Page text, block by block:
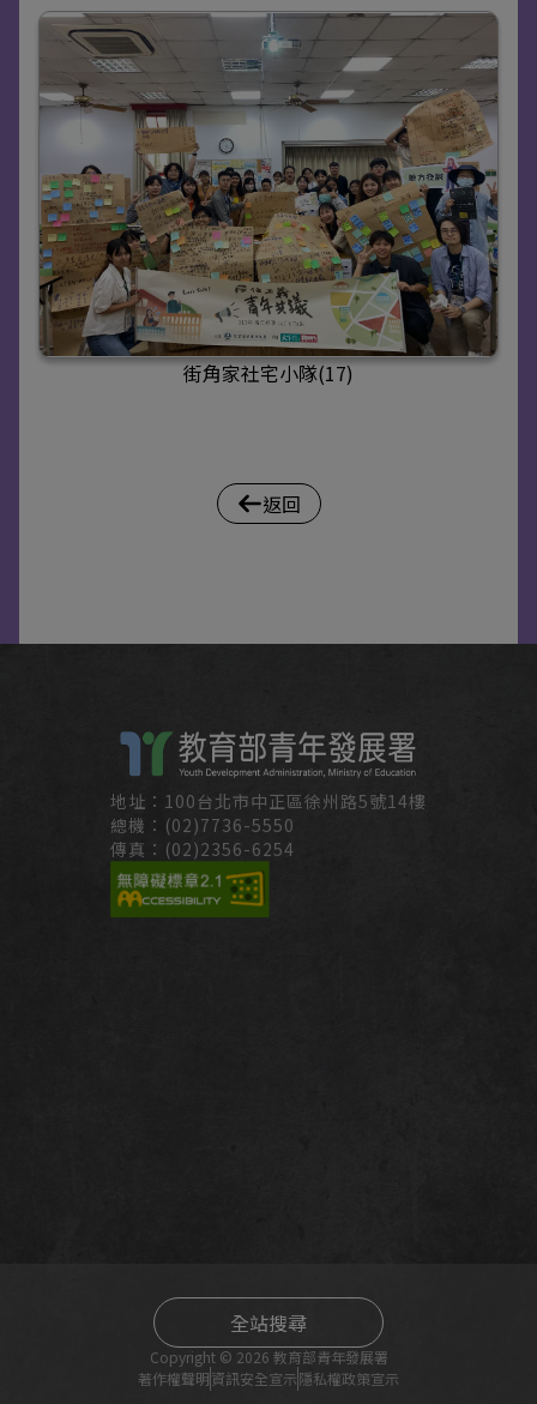
街角家社宅小隊(17)
返回
地址：100台北市中正區徐州路5號14樓
總機：(02)7736-5550
傳真：(02)2356-6254
全站搜尋
Copyright © 2026 教育部青年發展署
著作權聲明資訊安全宣示隱私權政策宣示